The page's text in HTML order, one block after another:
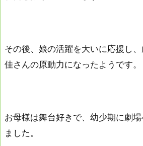
その後、娘の活躍を大いに応援し
佳さんの原動力になったようです。
お母様は舞台好きで、幼少期に劇
ました。